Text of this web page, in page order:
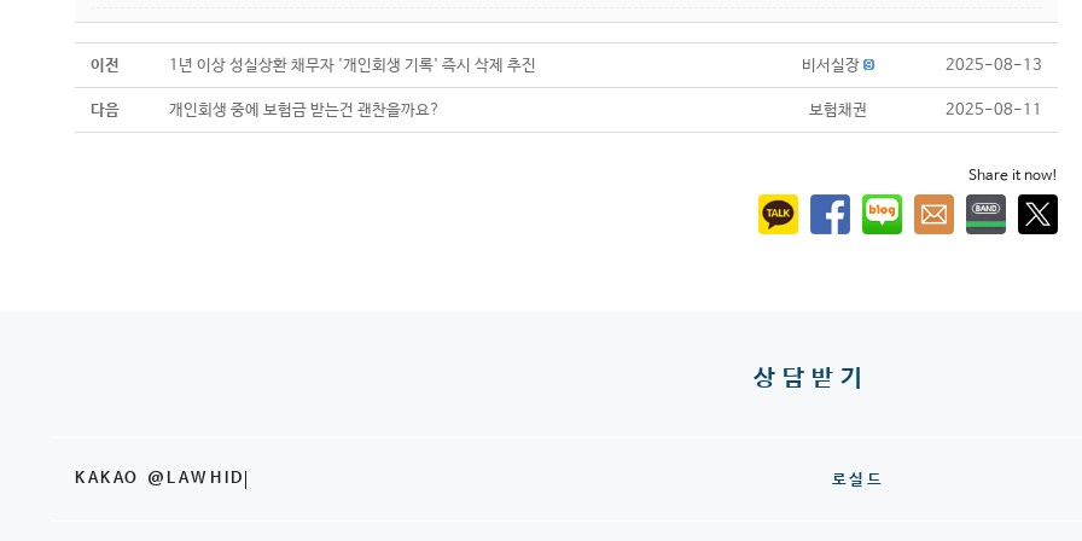
이전 1년 이상 성실상환 채무자 '개인회생 기록' 즉시 삭제 추진 비서실장 2025-08-13
다음 개인회생 중에 보험금 받는건 괜찬을까요? 보험채권 2025-08-11
Share it now!
상담받기
KAKAO @LAWHID 로실드